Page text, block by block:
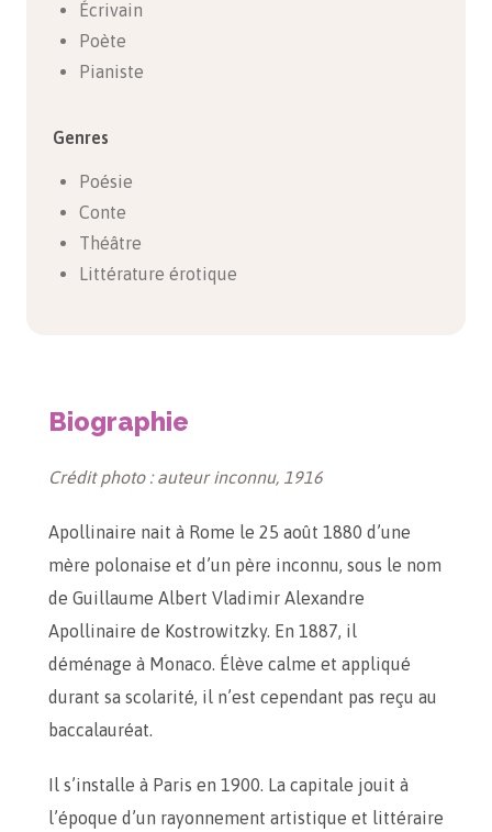
Écrivain
Poète
Pianiste
Genres
Poésie
Conte
Théâtre
Littérature érotique
Biographie
Crédit photo : auteur inconnu, 1916
Apollinaire nait à Rome le 25 août 1880 d’une
mère polonaise et d’un père inconnu, sous le nom
de Guillaume Albert Vladimir Alexandre
Apollinaire de Kostrowitzky. En 1887, il
déménage à Monaco. Élève calme et appliqué
durant sa scolarité, il n’est cependant pas reçu au
baccalauréat.
Il s’installe à Paris en 1900. La capitale jouit à
l’époque d’un rayonnement artistique et littéraire